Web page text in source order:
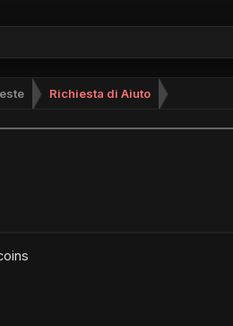
Richiesta di Aiuto